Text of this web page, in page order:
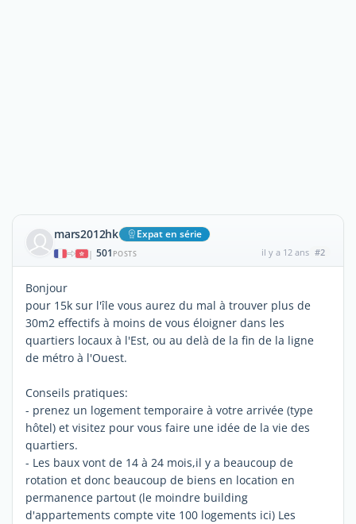
mars2012hk Expat en série
| 501 POSTS il y a 12 ans #2
Bonjour
pour 15k sur l'île vous aurez du mal à trouver plus de
30m2 effectifs à moins de vous éloigner dans les
quartiers locaux à l'Est, ou au delà de la fin de la ligne
de métro à l'Ouest.
Conseils pratiques:
- prenez un logement temporaire à votre arrivée (type
hôtel) et visitez pour vous faire une idée de la vie des
quartiers.
- Les baux vont de 14 à 24 mois,il y a beaucoup de
rotation et donc beaucoup de biens en location en
permanence partout (le moindre building
d'appartements compte vite 100 logements ici) Les